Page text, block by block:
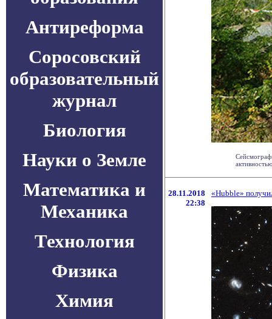
Антиреформа
Соросовский
образовательный
журнал
Биология
Науки о Земле
Математика и
Механика
Технология
Физика
Химия
28.11.2018
22:38
«Hubble»